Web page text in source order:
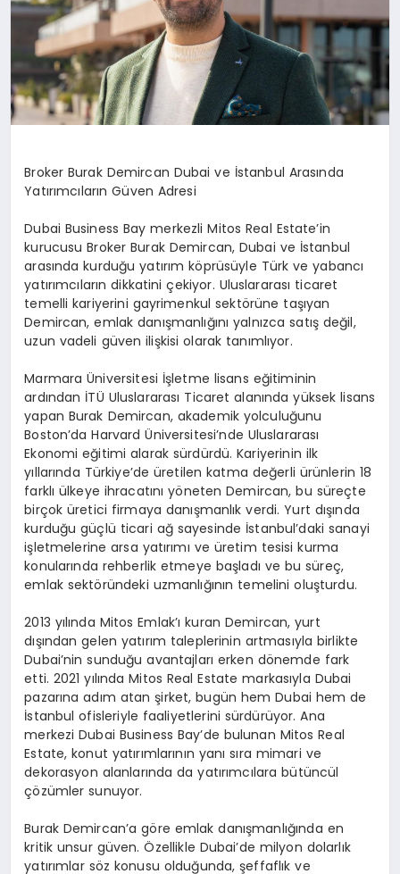
Broker Burak Demircan Dubai ve İstanbul Arasında
Yatırımcıların Güven Adresi
Dubai Business Bay merkezli Mitos Real Estate’in
kurucusu Broker Burak Demircan, Dubai ve İstanbul
arasında kurduğu yatırım köprüsüyle Türk ve yabancı
yatırımcıların dikkatini çekiyor. Uluslararası ticaret
temelli kariyerini gayrimenkul sektörüne taşıyan
Demircan, emlak danışmanlığını yalnızca satış değil,
uzun vadeli güven ilişkisi olarak tanımlıyor.
Marmara Üniversitesi İşletme lisans eğitiminin
ardından İTÜ Uluslararası Ticaret alanında yüksek lisans
yapan Burak Demircan, akademik yolculuğunu
Boston’da Harvard Üniversitesi’nde Uluslararası
Ekonomi eğitimi alarak sürdürdü. Kariyerinin ilk
yıllarında Türkiye’de üretilen katma değerli ürünlerin 18
farklı ülkeye ihracatını yöneten Demircan, bu süreçte
birçok üretici firmaya danışmanlık verdi. Yurt dışında
kurduğu güçlü ticari ağ sayesinde İstanbul’daki sanayi
işletmelerine arsa yatırımı ve üretim tesisi kurma
konularında rehberlik etmeye başladı ve bu süreç,
emlak sektöründeki uzmanlığının temelini oluşturdu.
2013 yılında Mitos Emlak’ı kuran Demircan, yurt
dışından gelen yatırım taleplerinin artmasıyla birlikte
Dubai’nin sunduğu avantajları erken dönemde fark
etti. 2021 yılında Mitos Real Estate markasıyla Dubai
pazarına adım atan şirket, bugün hem Dubai hem de
İstanbul ofisleriyle faaliyetlerini sürdürüyor. Ana
merkezi Dubai Business Bay’de bulunan Mitos Real
Estate, konut yatırımlarının yanı sıra mimari ve
dekorasyon alanlarında da yatırımcılara bütüncül
çözümler sunuyor.
Burak Demircan’a göre emlak danışmanlığında en
kritik unsur güven. Özellikle Dubai’de milyon dolarlık
yatırımlar söz konusu olduğunda, şeffaflık ve